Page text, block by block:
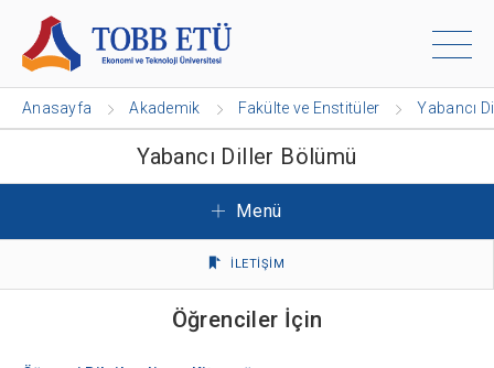
Anasayfa Akademik Fakülte ve Enstitüler Yabancı
Yabancı Diller Bölümü
Menü
İLETİŞİM
Öğrenciler İçin